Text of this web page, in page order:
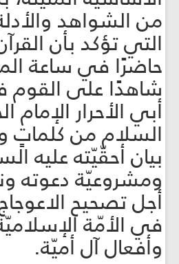
من الشواهد
التي تؤكد بأن
حاضرًا في ساعة
شاهدًا على القوم
أبي الأحرار الإمام
السلام من
بيان أحقّيّته عليه
ومشروعيّة دعوته
أجل تصحيح
في الأمّة
وأفعال آل أميّة.